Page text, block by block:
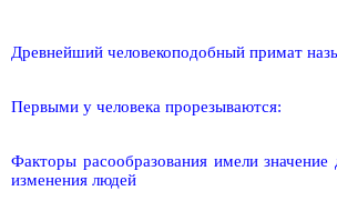
Древнейший человекоподобный примат
Первыми у человека прорезываются:
Факторы расообразования имели значение
изменения людей